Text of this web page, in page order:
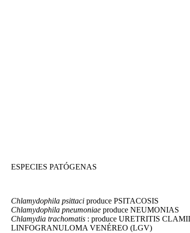
ESPECIES PATÓGENAS
Chlamydophila psittaci produce PSITACOSIS
Chlamydophila pneumoniae produce NEUMONIAS
Chlamydia trachomatis : produce URETRITIS
LINFOGRANULOMA VENÉREO (LGV)